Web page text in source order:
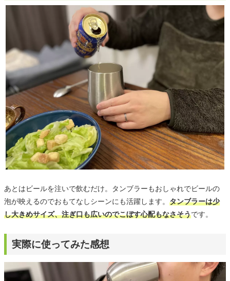
あとはビールを注いで飲むだけ。タンブラーもおしゃれでビールの
泡が映えるのでおもてなしシーンにも活躍します。 タンブラーは少
し大きめサイズ、注ぎ口も広いのでこぼす心配もなさそうです。
実際に使ってみた感想